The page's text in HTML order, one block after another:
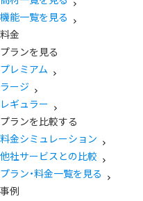
機能一覧を見る
料金
プランを見る
プレミアム
ラージ
レギュラー
プランを比較する
料金シミュレーション
他社サービスとの比較
プラン・料金一覧を見る
事例